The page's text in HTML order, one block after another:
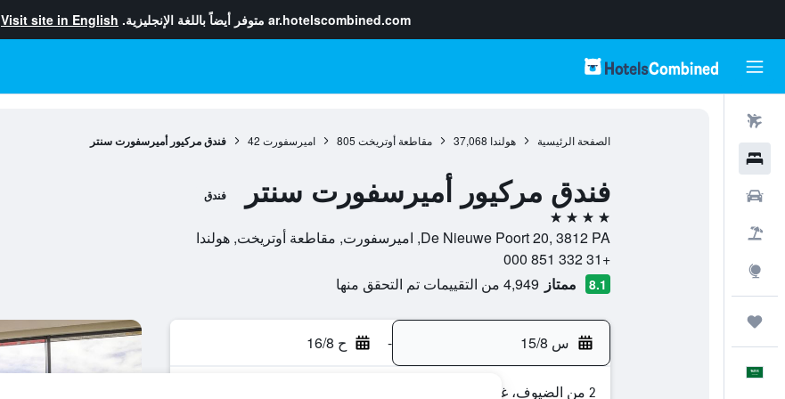
ar.hotelscombined.com متوفر أيضاً باللغة الإنجليزية. Visit site in English
الصفحة الرئيسية هولندا 37,068 مقاطعة أوتريخت 805 اميرسفورت 42 فندق مركيور أميرسفورت سنتر
فندق مركيور أميرسفورت سنتر فندق
4 نجوم
De Nieuwe Poort 20, 3812 PA, اميرسفورت, مقاطعة أوتريخت, هولندا
+31 332 851 000
8.1 ممتاز 4,949 من التقييمات تم التحقق منها
س 15/8 - ح 16/8
2 من الضيوف، غرفة واحدة